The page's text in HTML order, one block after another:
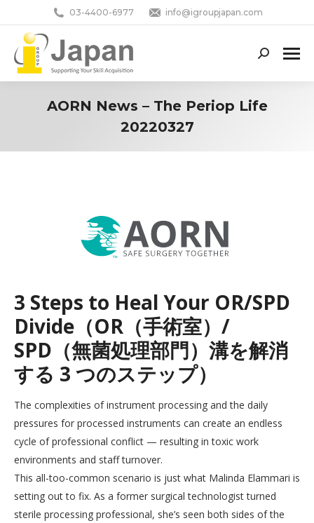
03-4400-6977 info@igroupjapan.com
Search:
AORN News – The Periop Life
20220327
3 Steps to Heal Your OR/SPD
Divide（OR（手術室）/
SPD（無菌処理部門）溝を解消
する 3 つのステップ）
The complexities of instrument processing and the daily
pressures for processed instruments can create an endless
cycle of professional conflict — resulting in toxic work
environments and staff turnover.
This all-too-common scenario is just what Malinda Elammari is
setting out to fix. As a former surgical technologist turned
sterile processing professional, she’s seen both sides of the